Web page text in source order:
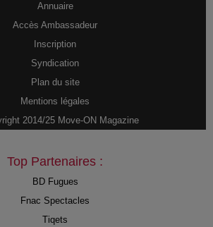
Annuaire
Accès Ambassadeur
Inscription
Syndication
Plan du site
Mentions légales
2014/25 Move-ON Magazine
Top Partenaires :
BD Fugues
Fnac Spectacles
Tiqets